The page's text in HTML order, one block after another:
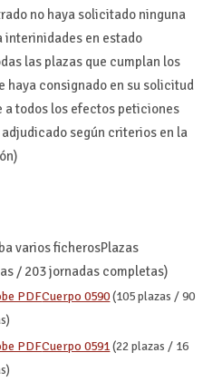
no haya solicitado ninguna
interinidades en estado
las plazas que cumplan los
haya consignado en su solicitud
a todos los efectos peticiones
según criterios en la
Plazas
/ 203 jornadas completas)
Cuerpo 0590(105 plazas / 90
Cuerpo 0591(22 plazas / 16